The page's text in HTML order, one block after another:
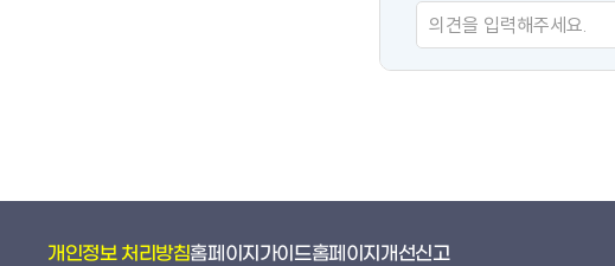
만
족
개인정보 처리방침홈페이지가이드홈페이지개선신고